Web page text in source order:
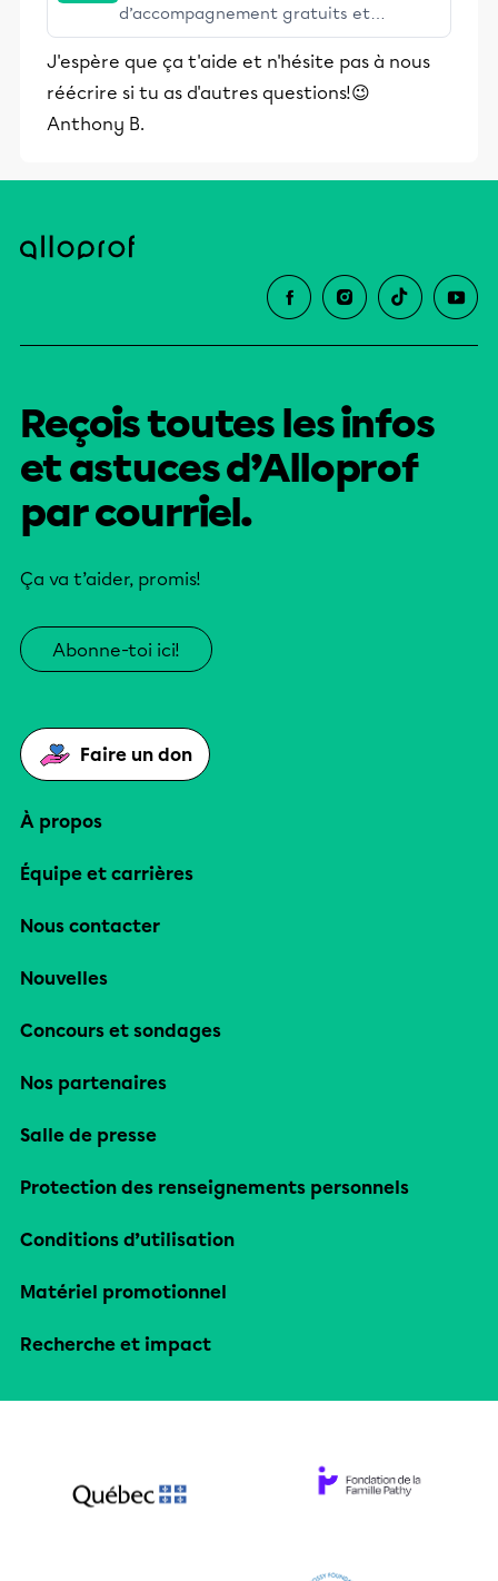
d’accompagnement gratuits et
stimulants, Alloprof engage les élèves
et leurs parents dans la réussite
éducative.
J'espère que ça t'aide et n'hésite pas à nous
réécrire si tu as d'autres questions!😉
Anthony B.
Reçois toutes les infos
et astuces d’Alloprof
par courriel.
Ça va t’aider, promis!
Abonne-toi ici!
Faire un don
À propos
Équipe et carrières
Nous contacter
Nouvelles
Concours et sondages
Nos partenaires
Salle de presse
Protection des renseignements personnels
Conditions d’utilisation
Matériel promotionnel
Recherche et impact